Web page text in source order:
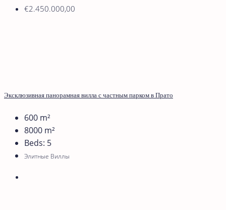
€2.450.000,00
Эксклюзивная панорамная вилла с частным парком в Прато
600 m²
8000 m²
Beds: 5
Элитные Виллы